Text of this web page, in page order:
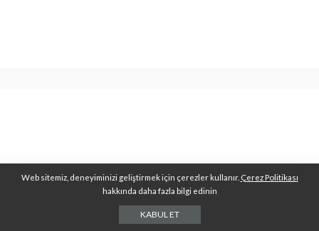
Web sitemiz, deneyiminizi geliştirmek için çerezler kullanır. Çerez Politikası
hakkında daha fazla bilgi edinin
KABUL ET